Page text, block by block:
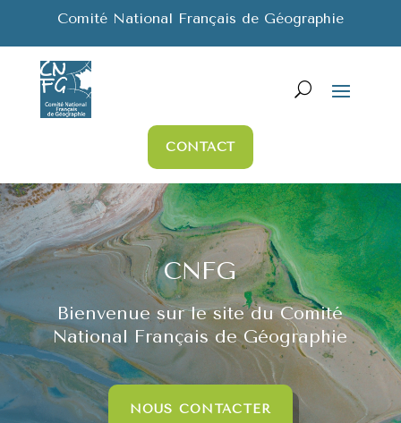
Comité National Français de Géographie
CONTACT
CNFG
Bienvenue sur le site du Comité
National Français de Géographie
NOUS CONTACTER